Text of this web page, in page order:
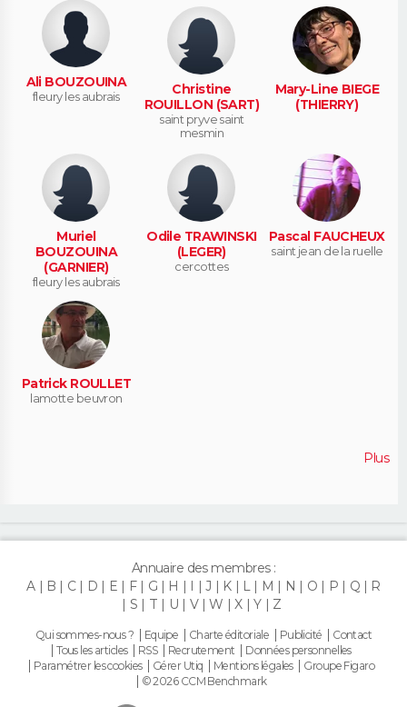
Ali BOUZOUINA
fleury les aubrais
Christine
ROUILLON (SART)
saint pryve saint
mesmin
Mary-Line BIEGE
(THIERRY)
Muriel
BOUZOUINA
(GARNIER)
fleury les aubrais
Odile TRAWINSKI
(LEGER)
cercottes
Pascal FAUCHEUX
saint jean de la ruelle
Patrick ROULLET
lamotte beuvron
Plus
Annuaire des membres :
A
B C D E F G H I J K L M N O P Q
R
S
T U V W X Y Z
Qui sommes-nous ? Equipe Charte éditoriale Publicité
Contact
Tous les articles
RSS Recrutement
Données personnelles
Paramétrer les cookies
Gérer Utiq Mentions légales
Groupe Figaro
© 2026 CCM Benchmark